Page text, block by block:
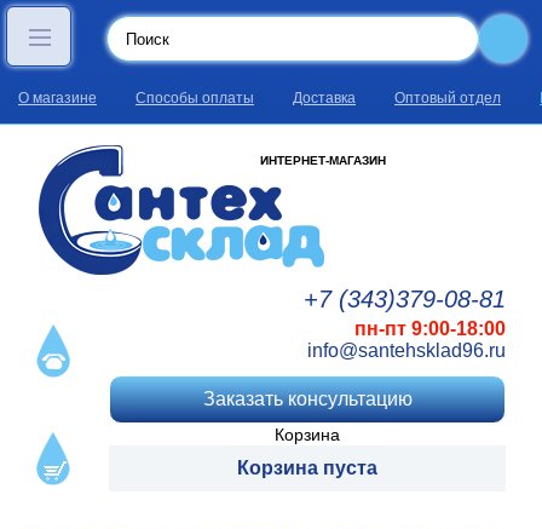
О магазине Способы оплаты Доставка Оптовый отдел
ИНТЕРНЕТ-МАГАЗИН
+7 (343)379-08-81
пн-пт 9:00-18:00
info@santehsklad96.ru
Заказать консультацию
Корзина
Корзина пуста